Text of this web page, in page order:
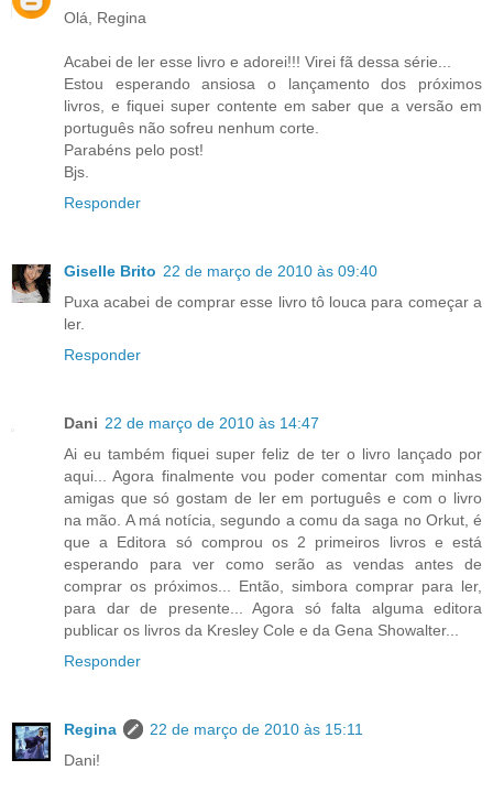
Olá, Regina
Acabei de ler esse livro e adorei!!! Virei fã dessa série...
Estou esperando ansiosa o lançamento dos próximos
livros, e fiquei super contente em saber que a versão em
português não sofreu nenhum corte.
Parabéns pelo post!
Bjs.
Responder
Giselle Brito 22 de março de 2010 às 09:40
Puxa acabei de comprar esse livro tô louca para começar a
ler.
Responder
Dani 22 de março de 2010 às 14:47
Ai eu também fiquei super feliz de ter o livro lançado por
aqui... Agora finalmente vou poder comentar com minhas
amigas que só gostam de ler em português e com o livro
na mão. A má notícia, segundo a comu da saga no Orkut, é
que a Editora só comprou os 2 primeiros livros e está
esperando para ver como serão as vendas antes de
comprar os próximos... Então, simbora comprar para ler,
para dar de presente... Agora só falta alguma editora
publicar os livros da Kresley Cole e da Gena Showalter...
Responder
Regina
22 de março de 2010 às 15:11
Dani!